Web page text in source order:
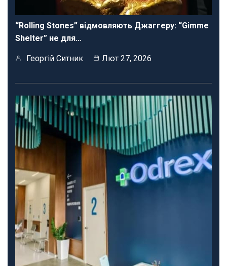
“Rolling Stones” відмовляють Джаггеру: “Gimme
Shelter” не для…
Георгій Ситник Лют 27, 2026